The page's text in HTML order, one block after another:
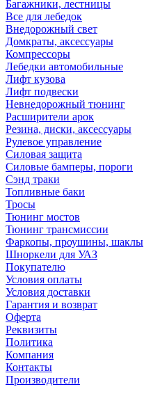
Багажники, лестницы
Все для лебедок
Внедорожный свет
Домкраты, аксессуары
Компрессоры
Лебедки автомобильные
Лифт кузова
Лифт подвески
Невнедорожный тюнинг
Расширители арок
Резина, диски, аксессуары
Рулевое управление
Силовая защита
Силовые бамперы, пороги
Сэнд траки
Топливные баки
Тросы
Тюнинг мостов
Тюнинг трансмиссии
Фаркопы, проушины, шаклы
Шноркели для УАЗ
Покупателю
Условия оплаты
Условия доставки
Гарантия и возврат
Оферта
Реквизиты
Политика
Компания
Контакты
Производители